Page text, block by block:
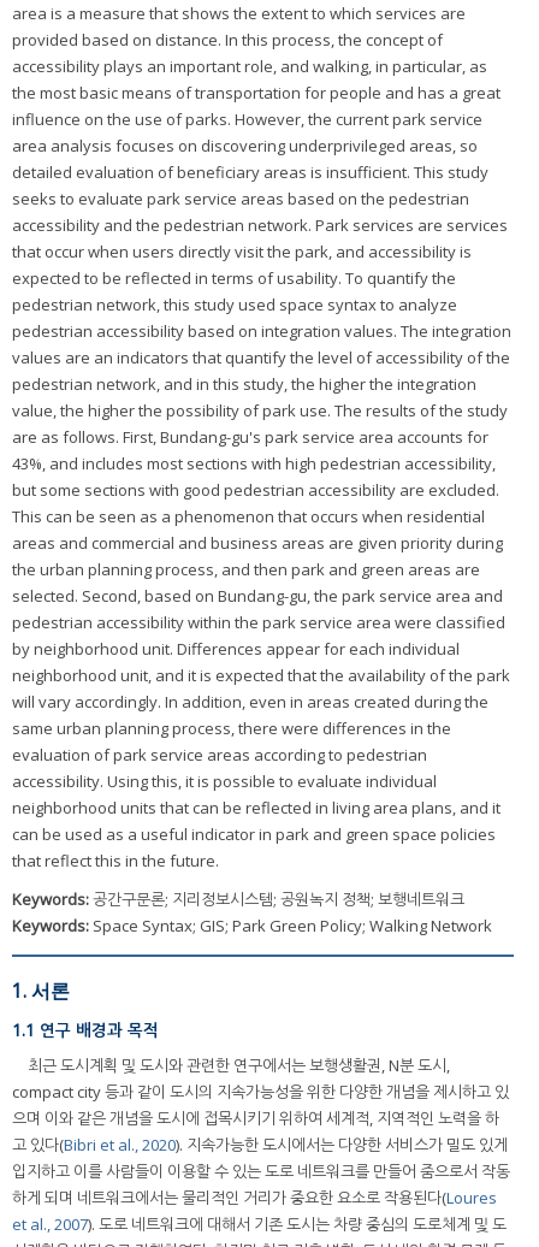
area is a measure that shows the extent to which services are
provided based on distance. In this process, the concept of
accessibility plays an important role, and walking, in particular, as
the most basic means of transportation for people and has a great
influence on the use of parks. However, the current park service
area analysis focuses on discovering underprivileged areas, so
detailed evaluation of beneficiary areas is insufficient. This study
seeks to evaluate park service areas based on the pedestrian
accessibility and the pedestrian network. Park services are services
that occur when users directly visit the park, and accessibility is
expected to be reflected in terms of usability. To quantify the
pedestrian network, this study used space syntax to analyze
pedestrian accessibility based on integration values. The integration
values are an indicators that quantify the level of accessibility of the
pedestrian network, and in this study, the higher the integration
value, the higher the possibility of park use. The results of the study
are as follows. First, Bundang-gu's park service area accounts for
43%, and includes most sections with high pedestrian accessibility,
but some sections with good pedestrian accessibility are excluded.
This can be seen as a phenomenon that occurs when residential
areas and commercial and business areas are given priority during
the urban planning process, and then park and green areas are
selected. Second, based on Bundang-gu, the park service area and
pedestrian accessibility within the park service area were classified
by neighborhood unit. Differences appear for each individual
neighborhood unit, and it is expected that the availability of the park
will vary accordingly. In addition, even in areas created during the
same urban planning process, there were differences in the
evaluation of park service areas according to pedestrian
accessibility. Using this, it is possible to evaluate individual
neighborhood units that can be reflected in living area plans, and it
can be used as a useful indicator in park and green space policies
that reflect this in the future.
Keywords:공간구문론; 지리정보시스템; 공원녹지 정책; 보행네트워크
Keywords: Space Syntax; GIS; Park Green Policy; Walking Network
1. 서론
1.1 연구 배경과 목적
최근 도시계획 및 도시와 관련한 연구에서는 보행생활권, N분 도시,
compact city 등과 같이 도시의 지속가능성을 위한 다양한 개념을 제시하고 있
으며 이와 같은 개념을 도시에 접목시키기 위하여 세계적, 지역적인 노력을 하
고 있다(Bibri et al., 2020). 지속가능한 도시에서는 다양한 서비스가 밀도 있게
입지하고 이를 사람들이 이용할 수 있는 도로 네트워크를 만들어 줌으로서 작동
하게 되며 네트워크에서는 물리적인 거리가 중요한 요소로 작용된다(Loures
et al., 2007). 도로 네트워크에 대해서 기존 도시는 차량 중심의 도로체계 및 도